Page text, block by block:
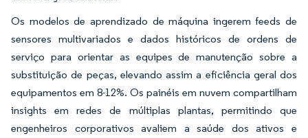
Os modelos de aprendizado de máquina ingerem feeds de
sensores multivariados e dados históricos de ordens de
serviço para orientar as equipes de manutenção sobre a
substituição de peças, elevando assim a eficiência geral dos
equipamentos em 8-12%. Os painéis em nuvem compartilham
insights em redes de múltiplas plantas, permitindo que
engenheiros corporativos avaliem a saúde dos ativos e